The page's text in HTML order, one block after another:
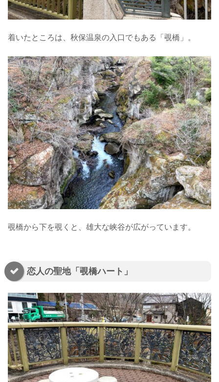
着いたところは、秋保温泉の入口でもある「覗橋」。
覗橋から下を覗くと、雄大な峡谷が広がっています。
恋人の聖地「覗橋ハート」